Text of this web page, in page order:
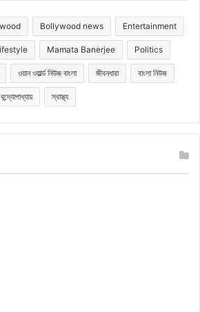
Bollywood news Entertainment
Mamata Banerjee Politics
ওয়ান ওয়ার্ল্ড নিউজ বাংলা জীবনধারা বাংলা নিউজ
স্বাস্থ্য